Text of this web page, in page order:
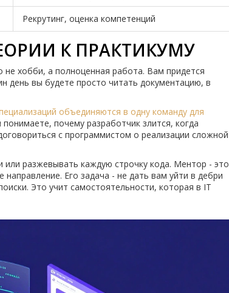
Рекрутинг, оценка компетенций
К ПРАКТИКУМУ
хобби, а полноценная работа. Вам придется
день вы будете просто читать документацию, в
объединяются в одну команду для
почему разработчик злится, когда
с программистом о реализации сложной
или разжевывать каждую строчку кода. Ментор - это
Его задача - не дать вам уйти в дебри
Это учит самостоятельности, которая в IT